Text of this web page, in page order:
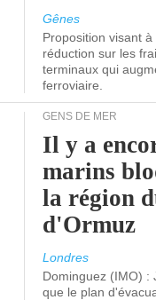
Gênes
Proposition visant
réduction sur les
terminaux qui
ferroviaire.
GENS DE MER
Il y a
marins
la région
d'Ormuz
Londres
Dominguez (IMO) :
que le plan